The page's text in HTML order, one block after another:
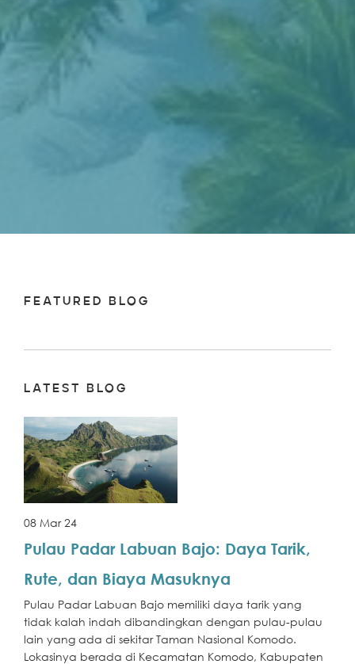
FEATURED BLOG
LATEST BLOG
08 Mar 24
Pulau Padar Labuan Bajo: Daya Tarik,
Rute, dan Biaya Masuknya
Pulau Padar Labuan Bajo memiliki daya tarik yang
tidak kalah indah dibandingkan dengan pulau-pulau
lain yang ada di sekitar Taman Nasional Komodo.
Lokasinya berada di Kecamatan Komodo, Kabupaten